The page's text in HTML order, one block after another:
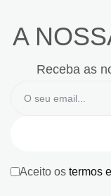
A
Receba as
Aceito os termos